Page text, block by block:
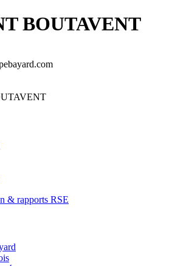
BOUTAVENT
& rapports RSE